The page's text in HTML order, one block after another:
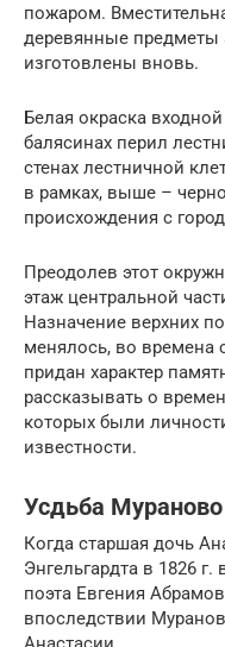
пожаром.
деревянные предметы
изготовлены вновь.
Белая окраска
балясинах перил
стенах лестничной
в рамках, выше –
происхождения с
Преодолев этот
этаж центральной
Назначение верхних
менялось, во времена
придан характер
рассказывать о
которых были
известности.
Усдьба
Когда старшая дочь
Энгельгардта в 1826
поэта Евгения
впоследствии